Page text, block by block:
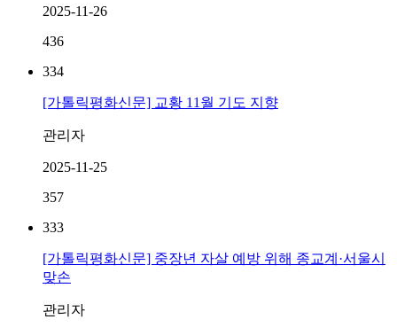
2025-11-26
436
334
[가톨릭평화신문] 교황 11월 기도 지향
관리자
2025-11-25
357
333
[가톨릭평화신문] 중장년 자살 예방 위해 종교계·서울시
맞손
관리자